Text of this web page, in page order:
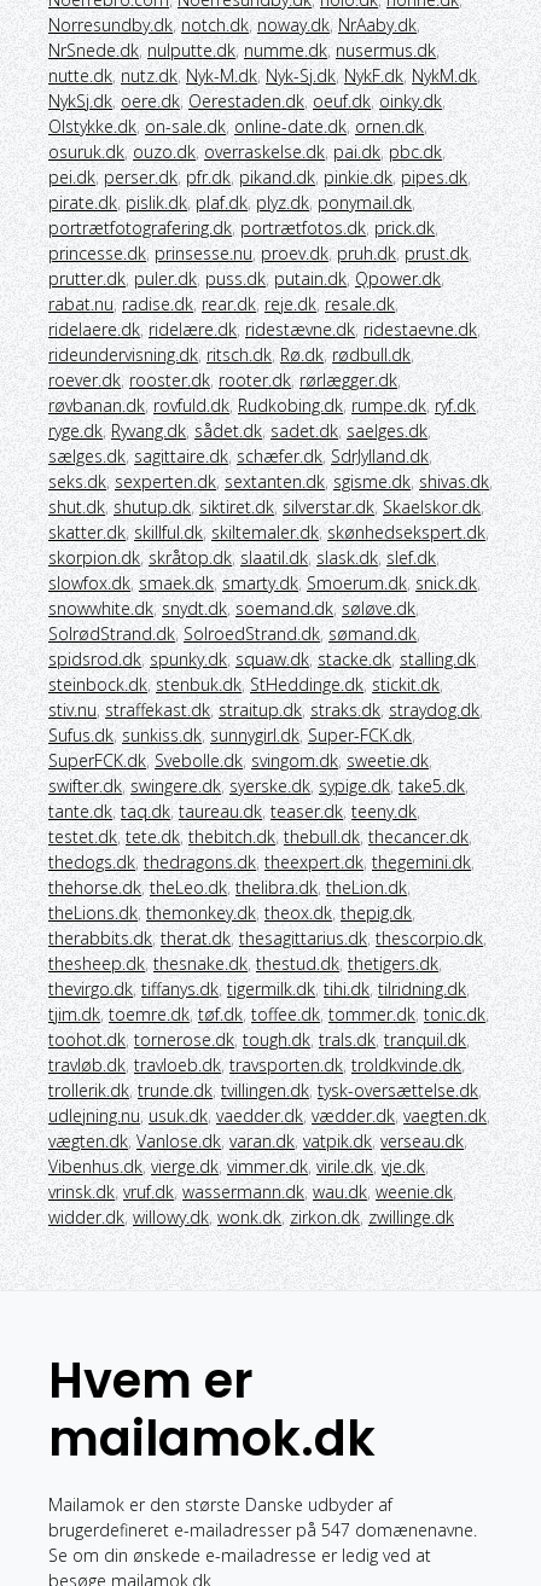
Norresundby.dk, notch.dk, noway.dk, NrAaby.dk,
NrSnede.dk, nulputte.dk, numme.dk, nusermus.dk,
nutte.dk, nutz.dk, Nyk-M.dk, Nyk-Sj.dk, NykF.dk, NykM.dk,
NykSj.dk, oere.dk, Oerestaden.dk, oeuf.dk, oinky.dk,
Olstykke.dk, on-sale.dk, online-date.dk, ornen.dk,
osuruk.dk, ouzo.dk, overraskelse.dk, pai.dk, pbc.dk,
pei.dk, perser.dk, pfr.dk, pikand.dk, pinkie.dk, pipes.dk,
pirate.dk, pislik.dk, plaf.dk, plyz.dk, ponymail.dk,
portrætfotografering.dk, portrætfotos.dk, prick.dk,
princesse.dk, prinsesse.nu, proev.dk, pruh.dk, prust.dk,
prutter.dk, puler.dk, puss.dk, putain.dk, Qpower.dk,
rabat.nu, radise.dk, rear.dk, reje.dk, resale.dk,
ridelaere.dk, ridelære.dk, ridestævne.dk, ridestaevne.dk,
rideundervisning.dk, ritsch.dk, Rø.dk, rødbull.dk,
roever.dk, rooster.dk, rooter.dk, rørlægger.dk,
røvbanan.dk, rovfuld.dk, Rudkobing.dk, rumpe.dk, ryf.dk,
ryge.dk, Ryvang.dk, sådet.dk, sadet.dk, saelges.dk,
sælges.dk, sagittaire.dk, schæfer.dk, SdrJylland.dk,
seks.dk, sexperten.dk, sextanten.dk, sgisme.dk, shivas.dk,
shut.dk, shutup.dk, siktiret.dk, silverstar.dk, Skaelskor.dk,
skatter.dk, skillful.dk, skiltemaler.dk, skønhedsekspert.dk,
skorpion.dk, skråtop.dk, slaatil.dk, slask.dk, slef.dk,
slowfox.dk, smaek.dk, smarty.dk, Smoerum.dk, snick.dk,
snowwhite.dk, snydt.dk, soemand.dk, søløve.dk,
SolrødStrand.dk, SolroedStrand.dk, sømand.dk,
spidsrod.dk, spunky.dk, squaw.dk, stacke.dk, stalling.dk,
steinbock.dk, stenbuk.dk, StHeddinge.dk, stickit.dk,
stiv.nu, straffekast.dk, straitup.dk, straks.dk, straydog.dk,
Sufus.dk, sunkiss.dk, sunnygirl.dk, Super-FCK.dk,
SuperFCK.dk, Svebolle.dk, svingom.dk, sweetie.dk,
swifter.dk, swingere.dk, syerske.dk, sypige.dk, take5.dk,
tante.dk, taq.dk, taureau.dk, teaser.dk, teeny.dk,
testet.dk, tete.dk, thebitch.dk, thebull.dk, thecancer.dk,
thedogs.dk, thedragons.dk, theexpert.dk, thegemini.dk,
thehorse.dk, theLeo.dk, thelibra.dk, theLion.dk,
theLions.dk, themonkey.dk, theox.dk, thepig.dk,
therabbits.dk, therat.dk, thesagittarius.dk, thescorpio.dk,
thesheep.dk, thesnake.dk, thestud.dk, thetigers.dk,
thevirgo.dk, tiffanys.dk, tigermilk.dk, tihi.dk, tilridning.dk,
tjim.dk, toemre.dk, tøf.dk, toffee.dk, tommer.dk, tonic.dk,
toohot.dk, tornerose.dk, tough.dk, trals.dk, tranquil.dk,
travløb.dk, travloeb.dk, travsporten.dk, troldkvinde.dk,
trollerik.dk, trunde.dk, tvillingen.dk, tysk-oversættelse.dk,
udlejning.nu, usuk.dk, vaedder.dk, vædder.dk, vaegten.dk,
vægten.dk, Vanlose.dk, varan.dk, vatpik.dk, verseau.dk,
Vibenhus.dk, vierge.dk, vimmer.dk, virile.dk, vje.dk,
vrinsk.dk, vruf.dk, wassermann.dk, wau.dk, weenie.dk,
widder.dk, willowy.dk, wonk.dk, zirkon.dk, zwillinge.dk
Hvem er
mailamok.dk
Mailamok er den største Danske udbyder af
brugerdefineret e-mailadresser på 547 domænenavne.
Se om din ønskede e-mailadresse er ledig ved at
besøge mailamok.dk